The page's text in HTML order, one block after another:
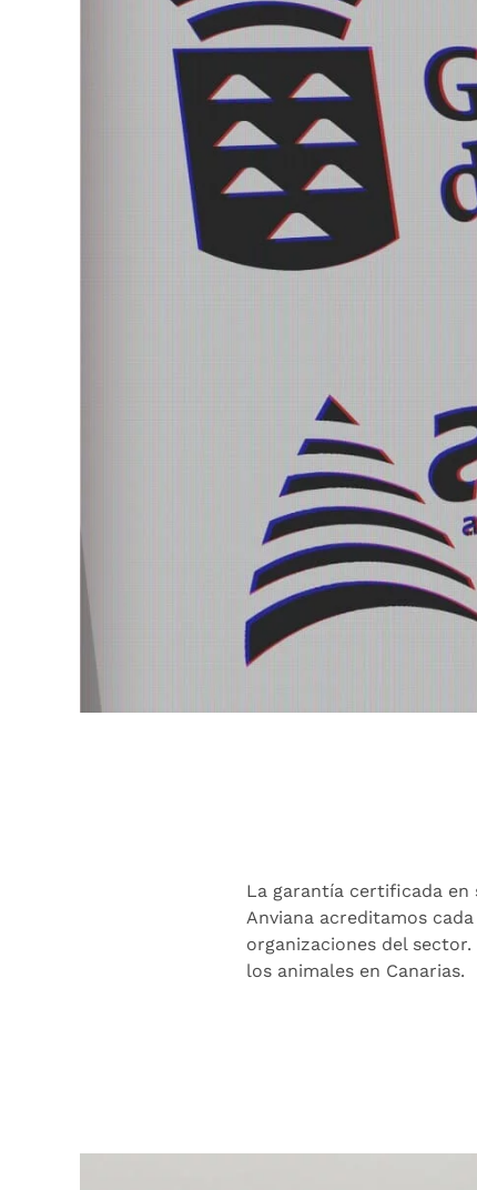
La garantía certificada en
Anviana acreditamos
organizaciones del
los animales en Canarias.